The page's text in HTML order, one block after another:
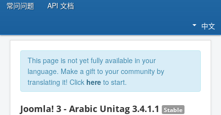
常问问题 API 文档
中文
This page is not yet fully available in your
language. Make a gift to your community by
translating it! Click here to start.
Joomla! 3 - Arabic Unitag 3.4.1.1 Stable